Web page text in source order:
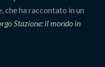
ha raccontato in un
Stazione: il mondo in